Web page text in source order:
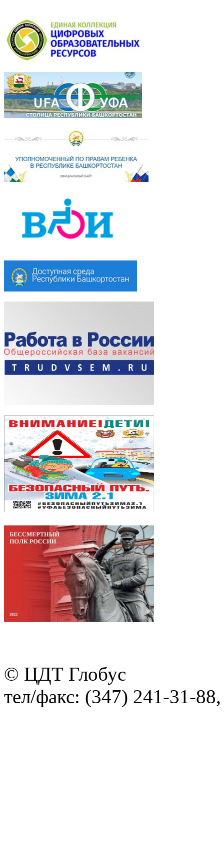
© ЦДТ Глобус
тел/факс: (347) 241-31-